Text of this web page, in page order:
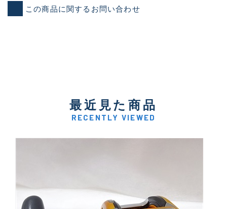
この商品に関するお問い合わせ
最近見た商品
RECENTLY VIEWED